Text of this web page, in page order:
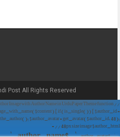
Post All Rights Reserved.
Image with Author Name in UrduPaper Theme function
{ if (is_single()) { $author_id =
$author_avatar = get_avatar($author_id, 48);
// 48px size image $author_html = '
' . $author_avatar . '
' . $author_name . '